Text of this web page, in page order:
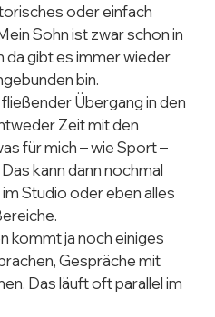
oder einfach
Sohn ist zwar schon in
da gibt es immer wieder
bin.
Übergang in den
Zeit mit den
für mich – wie Sport –
kann dann nochmal
Studio oder eben alles
kommt ja noch einiges
Gespräche mit
Das läuft oft parallel im